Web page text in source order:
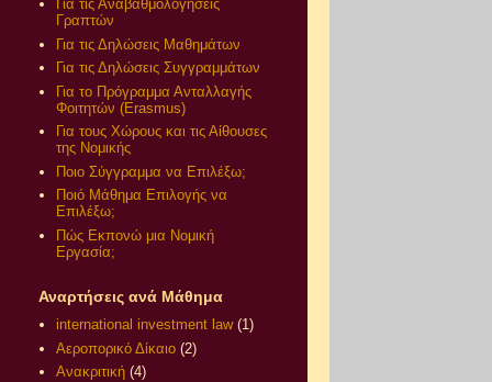
Για τις Αναβαθμολογήσεις
Γραπτών
Για τις Δηλώσεις Μαθημάτων
Για τις Δηλώσεις Συγγραμμάτων
Για το Πρόγραμμα Ανταλλαγής
Φοιτητών (Erasmus)
Για τους Χώρους και τις Αίθουσες
της Νομικής
Ποιο Σύγγραμμα να Επιλέξω;
Ποιό Μάθημα Επιλογής να
Επιλέξω;
Πώς Εκπονώ μια Νομική
Εργασία;
Αναρτήσεις ανά Μάθημα
international investment law (1)
Αεροπορικό Δίκαιο (2)
Ανακριτική (4)